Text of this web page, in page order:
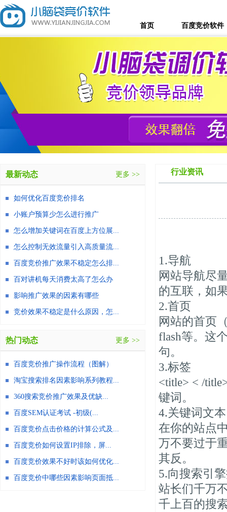
首页 百度竞价软件
行业资讯
1.导航
网站导航尽
的互联，如
2.首页
网站的首页
flash等。这
句。
3.标签
<title> < /
键词。
4.关键词文本
在你的站点
万不要过于
其反。
5.向搜索引
站长们千万
千上百的搜
最新动态 更多 >>
如何优化百度竞价排名
小账户预算少怎么进行推广
怎么增加关键词在百度上方位展...
怎么控制无效流量引入高质量流...
百度竞价推广效果不稳定怎么排...
百对讲机每天消费太高了怎么办
影响推广效果的因素有哪些
竞价效果不稳定是什么原因，怎...
热门动态 更多 >>
百度竞价推广操作流程（图解）
淘宝搜索排名因素影响系列教程...
360搜索竞价推广效果及优缺...
百度SEM认证考试 -初级(...
百度竞价点击价格的计算公式及...
百度竞价如何设置IP排除，屏...
百度竞价效果不好时该如何优化...
百度竞价中哪些因素影响页面抵...